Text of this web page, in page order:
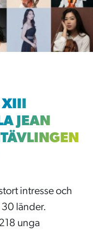
JEAN
intresse och
30 länder.
unga